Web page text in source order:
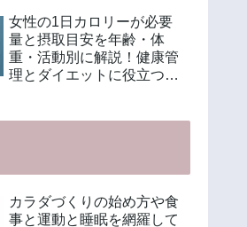
算方法も紹介
女性の1日カロリーが必要
量と摂取目安を年齢・体
重・活動別に解説！健康管
理とダイエットに役立つ計
カラダづくりの始め方や食
事と運動と睡眠を網羅して